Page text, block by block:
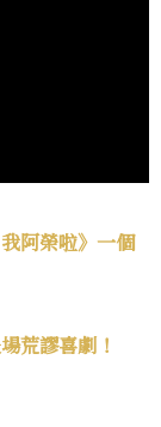
阿榮啦》一個
荒謬喜劇！